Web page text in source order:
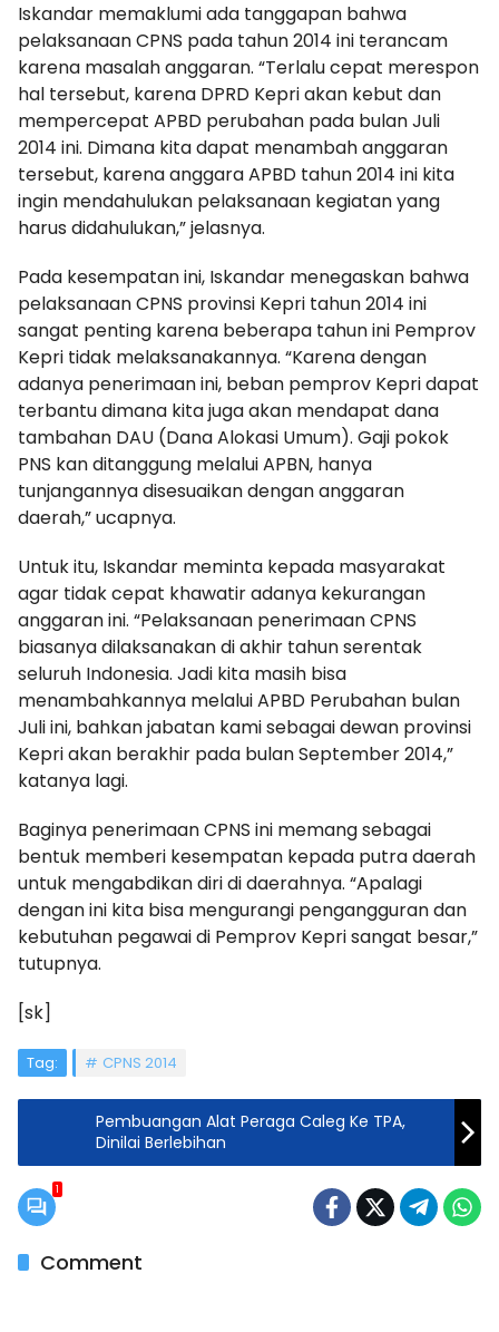
Iskandar memaklumi ada tanggapan bahwa
pelaksanaan CPNS pada tahun 2014 ini terancam
karena masalah anggaran. “Terlalu cepat merespon
hal tersebut, karena DPRD Kepri akan kebut dan
mempercepat APBD perubahan pada bulan Juli
2014 ini. Dimana kita dapat menambah anggaran
tersebut, karena anggara APBD tahun 2014 ini kita
ingin mendahulukan pelaksanaan kegiatan yang
harus didahulukan,” jelasnya.
Pada kesempatan ini, Iskandar menegaskan bahwa
pelaksanaan CPNS provinsi Kepri tahun 2014 ini
sangat penting karena beberapa tahun ini Pemprov
Kepri tidak melaksanakannya. “Karena dengan
adanya penerimaan ini, beban pemprov Kepri dapat
terbantu dimana kita juga akan mendapat dana
tambahan DAU (Dana Alokasi Umum). Gaji pokok
PNS kan ditanggung melalui APBN, hanya
tunjangannya disesuaikan dengan anggaran
daerah,” ucapnya.
Untuk itu, Iskandar meminta kepada masyarakat
agar tidak cepat khawatir adanya kekurangan
anggaran ini. “Pelaksanaan penerimaan CPNS
biasanya dilaksanakan di akhir tahun serentak
seluruh Indonesia. Jadi kita masih bisa
menambahkannya melalui APBD Perubahan bulan
Juli ini, bahkan jabatan kami sebagai dewan provinsi
Kepri akan berakhir pada bulan September 2014,”
katanya lagi.
Baginya penerimaan CPNS ini memang sebagai
bentuk memberi kesempatan kepada putra daerah
untuk mengabdikan diri di daerahnya. “Apalagi
dengan ini kita bisa mengurangi pengangguran dan
kebutuhan pegawai di Pemprov Kepri sangat besar,”
tutupnya.
[sk]
Tag: CPNS 2014
Pembuangan Alat Peraga Caleg Ke TPA,
Dinilai Berlebihan
1
Comment